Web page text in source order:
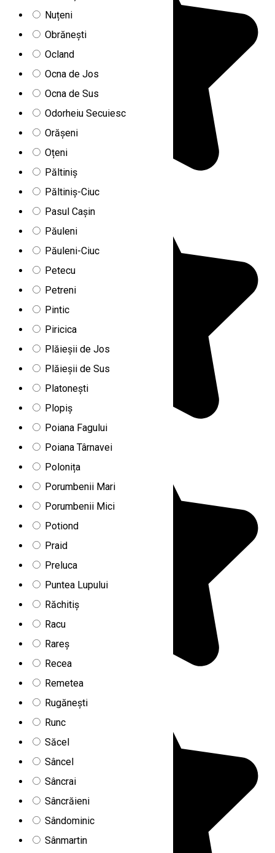
Nuțeni
Obrănești
Ocland
Ocna de Jos
Ocna de Sus
Odorheiu Secuiesc
Orășeni
Oțeni
Păltiniș
Păltiniș-Ciuc
Pasul Cașin
Păuleni
Păuleni-Ciuc
Petecu
Petreni
Pintic
Piricica
Plăieșii de Jos
Plăieșii de Sus
Platonești
Plopiș
Poiana Fagului
Poiana Târnavei
Polonița
Porumbenii Mari
Porumbenii Mici
Potiond
Praid
Preluca
Puntea Lupului
Răchitiș
Racu
Rareș
Recea
Remetea
Rugănești
Runc
Săcel
Sâncel
Sâncrai
Sâncrăieni
Sândominic
Sânmartin